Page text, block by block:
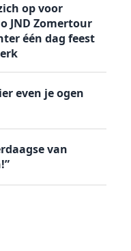
op voor
JND Zomertour
één dag feest
even je ogen
van